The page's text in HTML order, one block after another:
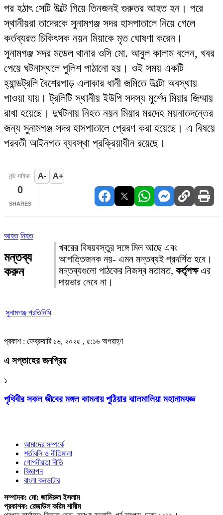
পর হঠাৎ সেটি উল্টে গিয়ে তিনজনই গুরুতর আহত হন। পরে
স্থানীয়রা তাদেরকে সুনামগঞ্জ সদর হাসপাতালে নিয়ে গেলে
কর্তব্যরত চিকিৎসক নয়ন মিয়াকে মৃত ঘোষণা করেন।
সুনামগঞ্জ সদর মডেল থানার ওসি মো. আবুল কালাম বলেন, খবর
পেয়ে ঘটনাস্থলে পুলিশ পাঠানো হয়। ওই সময় একটি
হ্যান্ডট্রলি বৈশেরপাড় এলাকার ধানী জমিতে উল্টো অবস্থায়
পাওয়া যায়। ট্রলিটি স্থানীয় ইউপি সদস্য মুর্শেদ মিয়ার জিম্মায়
রাখা হয়েছে। দুর্ঘটনায় নিহত নয়ন মিয়ার মরদেহ ময়নাতদন্তের
জন্য সুনামগঞ্জ সদর হাসপাতালে প্রেরণ করা হয়েছে। এ বিষয়ে
পরবর্তী আইনগত ব্যবস্থা প্রক্রিয়াধীন রয়েছে।
ফন্ট সাইজ: A- A+
0
SHARES
আহত নিহত
মন্তব্য
করুন
খবরের বিষয়বস্তুর সঙ্গে মিল আছে এবং
আপত্তিজনক নয়- এমন মন্তব্যই প্রদর্শিত হবে।
মন্তব্যগুলো পাঠকের নিজস্ব মতামত, কর্তৃপক্ষএর
দায়ভার নেবে না।
সুনামগঞ্জ প্রতিনিধি
প্রকাশ : ফেব্রুয়ারি ১৬, ২০২৫ , ৫:১৬ অপরাহ্ণ
এ সপ্তাহের জনপ্রিয়
১
পৃথিবীর সকল জীবের মঙ্গল কামনায় পুঠিয়ার ঝালমালিয়া মহানামযজ্ঞ
আমাদের সম্পর্কে
শর্তাবলি ও নীতিমালা
গোপনীয়তা নীতি
বিজ্ঞাপন
বাংলা কনভাটার
সম্পাদক: মো: জামিরুল ইসলাম
প্রকাশক: রেজাউল করিম শামীম